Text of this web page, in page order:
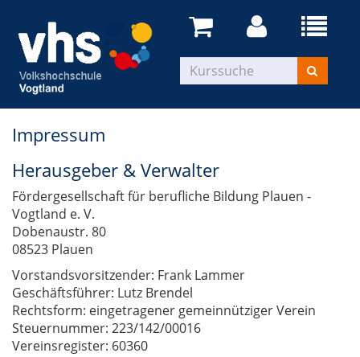
Impressum
Herausgeber & Verwalter
Fördergesellschaft für berufliche Bildung Plauen -
Vogtland e. V.
Dobenaustr. 80
08523 Plauen
Vorstandsvorsitzender: Frank Lammer
Geschäftsführer: Lutz Brendel
Rechtsform: eingetragener gemeinnütziger Verein
Steuernummer: 223/142/00016
Vereinsregister: 60360